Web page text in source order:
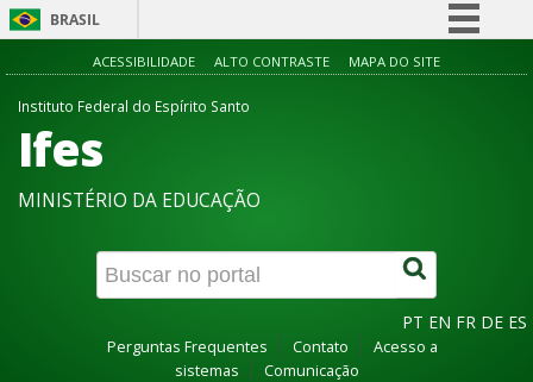
BRASIL
Simplifique!
Canais
ACESSIBILIDADE ALTO CONTRASTE MAPA DO SITE
Instituto Federal do Espírito Santo
Ifes
MINISTÉRIO DA EDUCAÇÃO
PT EN FR DE ES
Perguntas Frequentes Contato
Acesso a
sistemas
Comunicação